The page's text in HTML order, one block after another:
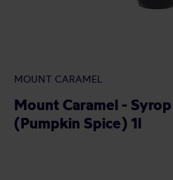
MOUNT CARAMEL
Mount Caramel -
(Pumpkin Spice) 1l